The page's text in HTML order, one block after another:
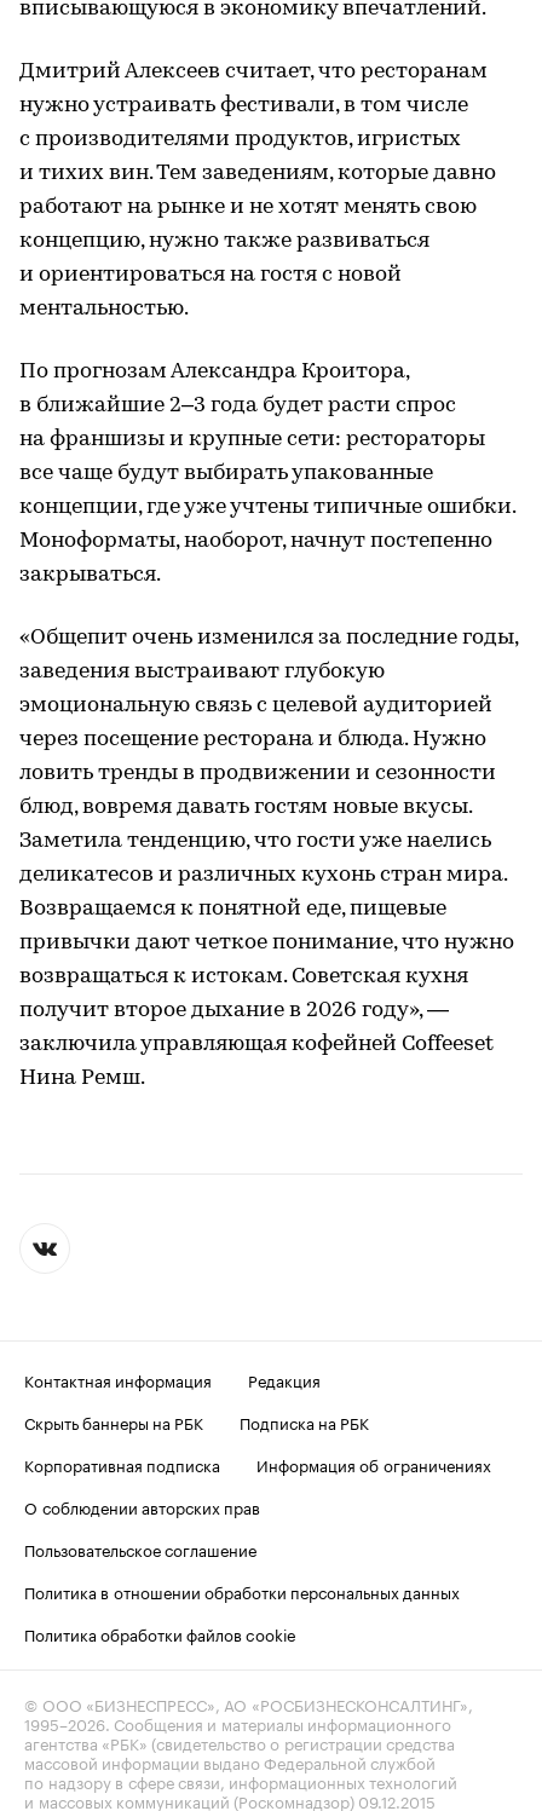
вписывающуюся в экономику впечатлений.
Дмитрий Алексеев считает, что ресторанам
нужно устраивать фестивали, в том числе
с производителями продуктов, игристых
и тихих вин. Тем заведениям, которые давно
работают на рынке и не хотят менять свою
концепцию, нужно также развиваться
и ориентироваться на гостя с новой
ментальностью.
По прогнозам Александра Кроитора,
в ближайшие 2–3 года будет расти спрос
на франшизы и крупные сети: рестораторы
все чаще будут выбирать упакованные
концепции, где уже учтены типичные ошибки.
Моноформаты, наоборот, начнут постепенно
закрываться.
«Общепит очень изменился за последние годы,
заведения выстраивают глубокую
эмоциональную связь с целевой аудиторией
через посещение ресторана и блюда. Нужно
ловить тренды в продвижении и сезонности
блюд, вовремя давать гостям новые вкусы.
Заметила тенденцию, что гости уже наелись
деликатесов и различных кухонь стран мира.
Возвращаемся к понятной еде, пищевые
привычки дают четкое понимание, что нужно
возвращаться к истокам. Советская кухня
получит второе дыхание в 2026 году», —
заключила управляющая кофейней Coffeeset
Нина Ремш.
Контактная информация
Редакция
Скрыть баннеры на РБК
Подписка на РБК
Корпоративная подписка
Информация об ограничениях
О соблюдении авторских прав
Пользовательское соглашение
Политика в отношении обработки персональных данных
Политика обработки файлов cookie
© ООО «БИЗНЕСПРЕСС», АО «РОСБИЗНЕСКОНСАЛТИНГ»,
1995–2026. Сообщения и материалы информационного
агентства «РБК» (свидетельство о регистрации средства
массовой информации выдано Федеральной службой
по надзору в сфере связи, информационных технологий
и массовых коммуникаций (Роскомнадзор) 09.12.2015